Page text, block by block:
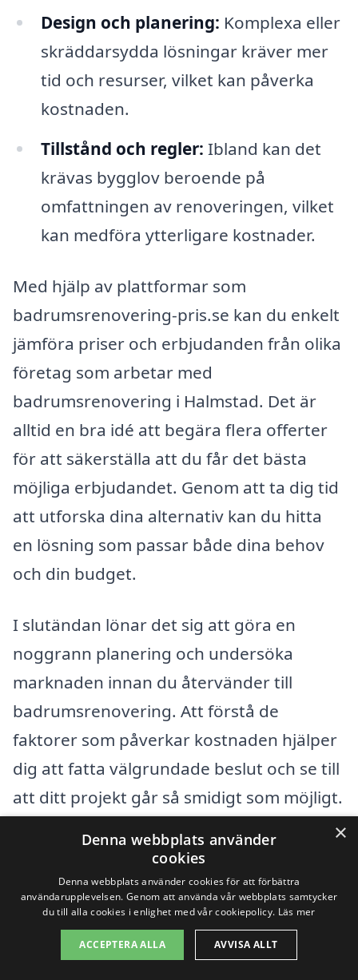
Design och planering: Komplexa eller
skräddarsydda lösningar kräver mer
tid och resurser, vilket kan påverka
kostnaden.
Tillstånd och regler: Ibland kan det
krävas bygglov beroende på
omfattningen av renoveringen, vilket
kan medföra ytterligare kostnader.
Med hjälp av plattformar som
badrumsrenovering-pris.se kan du enkelt
jämföra priser och erbjudanden från olika
företag som arbetar med
badrumsrenovering i Halmstad. Det är
alltid en bra idé att begära flera offerter
för att säkerställa att du får det bästa
möjliga erbjudandet. Genom att ta dig tid
att utforska dina alternativ kan du hitta
en lösning som passar både dina behov
och din budget.
I slutändan lönar det sig att göra en
noggrann planering och undersöka
marknaden innan du återvänder till
badrumsrenovering. Att förstå de
faktorer som påverkar kostnaden hjälper
dig att fatta välgrundade beslut och se till
att ditt projekt går så smidigt som möjligt.
Få 3 erbjudanden, gratis och utan
förpliktelser
×
Denna webbplats använder
cookies
Denna webbplats använder cookies för att förbättra
användarupplevelsen. Genom att använda vår webbplats samtycker
du till alla cookies i enlighet med vår cookiepolicy. Läs mer
ACCEPTERA ALLA AVVISA ALLT